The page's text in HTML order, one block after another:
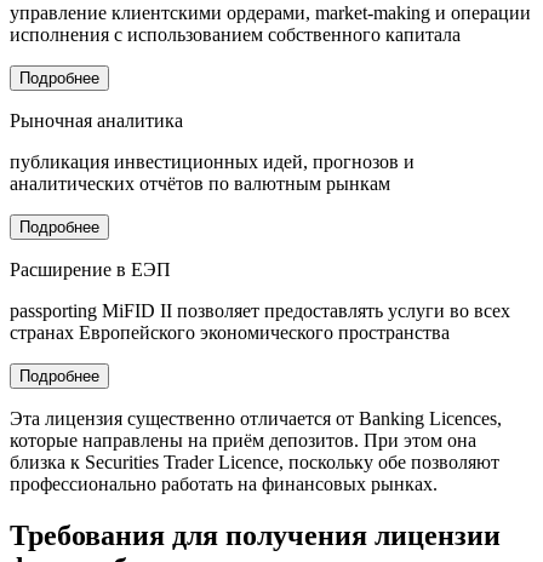
управление клиентскими ордерами, market-making и операции
исполнения с использованием собственного капитала
Подробнее
Рыночная аналитика
публикация инвестиционных идей, прогнозов и
аналитических отчётов по валютным рынкам
Подробнее
Расширение в ЕЭП
passporting MiFID II позволяет предоставлять услуги во всех
странах Европейского экономического пространства
Подробнее
Эта лицензия существенно отличается от Banking Licences,
которые направлены на приём депозитов. При этом она
близка к Securities Trader Licence, поскольку обе позволяют
профессионально работать на финансовых рынках.
Требования для получения лицензии